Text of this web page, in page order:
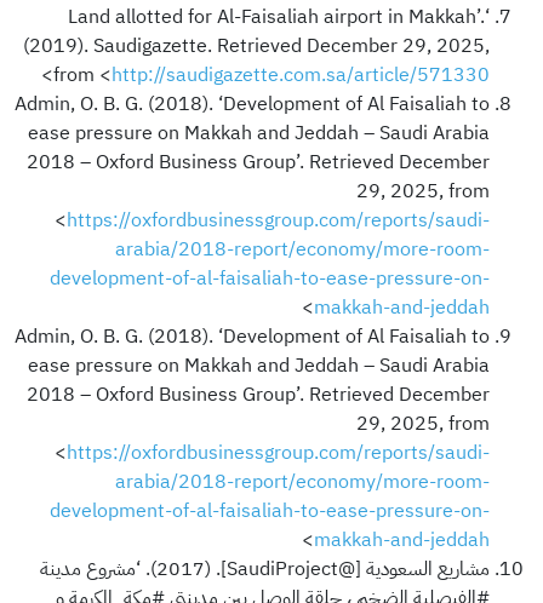
‘Land allotted for Al-Faisaliah airport in Makkah’.
(2019). Saudigazette. Retrieved December 29, 2025,
from <http://saudigazette.com.sa/article/571330
>
Admin, O. B. G. (2018). ‘Development of Al Faisaliah to
ease pressure on Makkah and Jeddah – Saudi Arabia
2018 – Oxford Business Group’. Retrieved December
29, 2025, from
<https://oxfordbusinessgroup.com/reports/saudi-
arabia/2018-report/economy/more-room-
development-of-al-faisaliah-to-ease-pressure-on-
makkah-and-jeddah
>
Admin, O. B. G. (2018). ‘Development of Al Faisaliah to
ease pressure on Makkah and Jeddah – Saudi Arabia
2018 – Oxford Business Group’. Retrieved December
29, 2025, from
<https://oxfordbusinessgroup.com/reports/saudi-
arabia/2018-report/economy/more-room-
development-of-al-faisaliah-to-ease-pressure-on-
makkah-and-jeddah
>
مشاريع السعودية [@SaudiProject]. (2017). ‘مشروع مدينة